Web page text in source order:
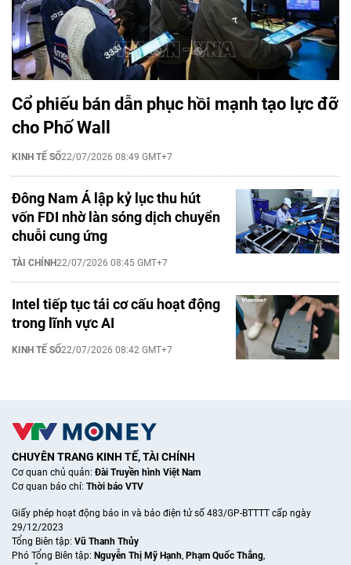
Cổ phiếu bán dẫn phục hồi mạnh tạo lực đỡ
cho Phố Wall
KINH TẾ SỐ22/07/2026 08:49 GMT+7
Đông Nam Á lập kỷ lục thu hút
vốn FDI nhờ làn sóng dịch chuyển
chuỗi cung ứng
TÀI CHÍNH22/07/2026 08:45 GMT+7
Intel tiếp tục tái cơ cấu hoạt động
trong lĩnh vực AI
KINH TẾ SỐ22/07/2026 08:42 GMT+7
CHUYÊN TRANG KINH TẾ, TÀI CHÍNH
Cơ quan chủ quản:Đài Truyền hình Việt Nam
Cơ quan báo chí: Thời báo VTV
Giấy phép hoạt động báo in và báo điện tử số 483/GP-BTTTT cấp ngày
29/12/2023
Tổng Biên tập: Vũ Thanh Thủy
Phó Tổng Biên tập: Nguyễn Thị Mỹ Hạnh, Phạm Quốc Thắng,